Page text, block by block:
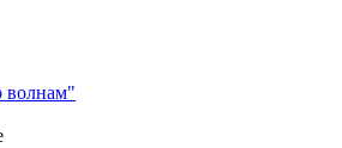
волнам"